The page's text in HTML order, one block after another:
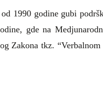
1990 godine gubi
gde na
Zakona tkz.